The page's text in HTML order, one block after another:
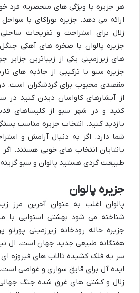
هر جزیره با ویژگی های منحصربه فرد
ارائه می دهد. جزیره بوراکای با
زلال برای استراحت و تفریحات
جزیره پالوان با صخره های آهکی
های زیرزمینی یکی از زیباترین
جزیره سبو با ترکیبی از جاذبه های
مقصدی محبوب برای گردشگران است. در
از آبشارهای کاواسان دیدن کنید در
کنید و در شهر سبو از کلیساهای
بازدید کنید. انتخاب جزیره مناسب
شما دارد. اگر به دنبال آرامش و
بانتايان انتخاب های خوبی هستند.
طبیعت گردی هستید پالوان و سبو
جزیره پالوان
پالوان اغلب به عنوان آخرین مرز
شناخته می شود بهشتی استوایی با
جزیره خانه رودخانه زیرزمینی
هفتگانه طبیعی جدید جهان است. ال
سر به فلک کشیده تالاب های فیروزه
ایده آل برای قایق سواری و غواصی
زلال و کشتی های غرق شده جنگ